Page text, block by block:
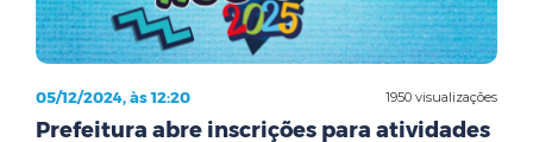
1950 visualizações
05/12/2024, às 12:20
Prefeitura abre inscrições para atividades